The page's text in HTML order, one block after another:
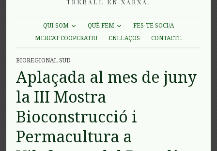
TREBALL EN XARXA.
QUI SOM QUÈ FEM
FES-TE SOCI/A
MERCAT COOPERATIU
ENLLAÇOS CONTACTE
BIOREGIONAL SUD
Aplaçada al mes de juny
la III Mostra
Bioconstrucció i
Permacultura a